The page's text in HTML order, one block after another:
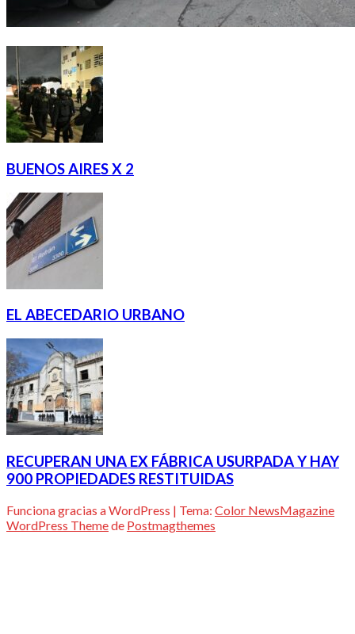
BUENOS AIRES X 2
EL ABECEDARIO URBANO
RECUPERAN UNA EX FÁBRICA USURPADA Y HAY
900 PROPIEDADES RESTITUIDAS
Funciona gracias a WordPress | Tema: Color NewsMagazine
WordPress Themede Postmagthemes